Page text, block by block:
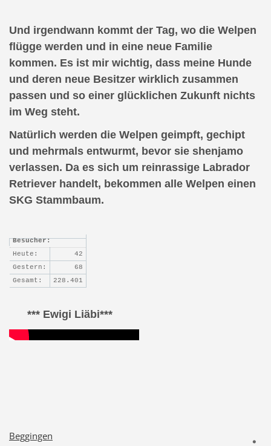
Und irgendwann kommt der Tag, wo die Welpen
flügge werden und in eine neue Familie
kommen. Es ist mir wichtig, dass meine Hunde
und deren neue Besitzer wirklich zusammen
passen und so einer glücklichen Zukunft nichts
im Weg steht.
Natürlich werden die Welpen geimpft, gechipt
und mehrmals entwurmt, bevor sie shenjamo
verlassen. Da es sich um reinrassige Labrador
Retriever handelt, bekommen alle Welpen einen
SKG Stammbaum.
Besucher:
Heute:
42
Gestern:
68
Gesamt:
228.401
*** Ewigi Liäbi***
Beggingen